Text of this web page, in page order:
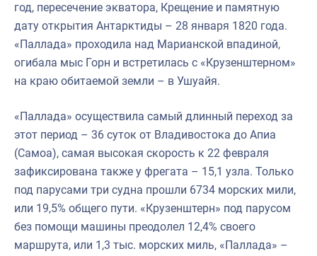
год, пересечение экватора, Крещение и памятную
дату открытия Антарктиды – 28 января 1820 года.
«Паллада» проходила над Марианской впадиной,
огибала мыс Горн и встретилась с «Крузенштерном»
на краю обитаемой земли – в Ушуайя.
«Паллада» осуществила самый длинный переход за
этот период – 36 суток от Владивостока до Апиа
(Самоа), самая высокая скорость к 22 февраля
зафиксирована также у фрегата – 15,1 узла. Только
под парусами три судна прошли 6734 морских мили,
или 19,5% общего пути. «Крузенштерн» под парусом
без помощи машины преодолел 12,4% своего
маршрута, или 1,3 тыс. морских миль, «Паллада» –